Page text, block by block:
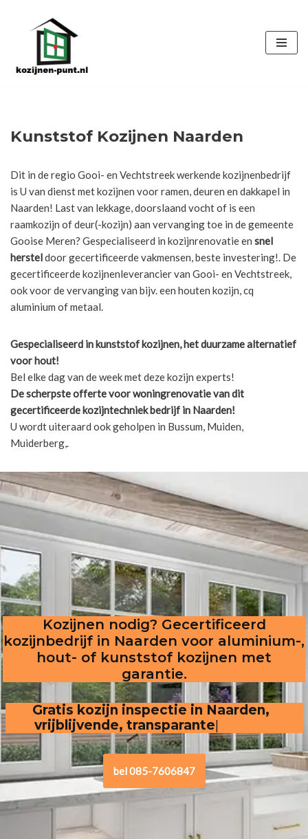
de
Kunststof Kozijnen Naarden
Dit in de regio Gooi- en Vechtstreek werkende kozijnenbedrijf
is U van dienst met kozijnen voor ramen, deuren en dakkapel in
Naarden! Last van lekkage, doorslaand vocht of is een
raamkozijn of deur(-kozijn) aan vervanging toe in de gemeente
Gooise Meren? Gespecialiseerd in kozijnrenovatie en snel
hersteldoor gecertificeerde vakmensen, beste investering!. De
gecertificeerde kozijnenleverancier van Gooi- en Vechtstreek,
ook voor de vervanging van bijv. een houten kozijn, cq
aluminium of metaal.
Gespecialiseerd in kunststof kozijnen, het duurzame alternatief
voor hout!
Bel elke dag van de week met deze kozijn experts!
De scherpsteofferte voor woningrenovatie van dit
gecertificeerde kozijntechniek bedrijf in Naarden!
U wordt uiteraard ook geholpen in Bussum, Muiden,
Muiderberg,.
Kozijnen nodig? Gecertificeerd
kozijnbedrijf in Naarden voor aluminium-,
hout- of kunststof kozijnen met
garantie.
Gratis kozijn inspectie in Naarden,
vrijblijvende, transparante offerte
bel 085-7606847